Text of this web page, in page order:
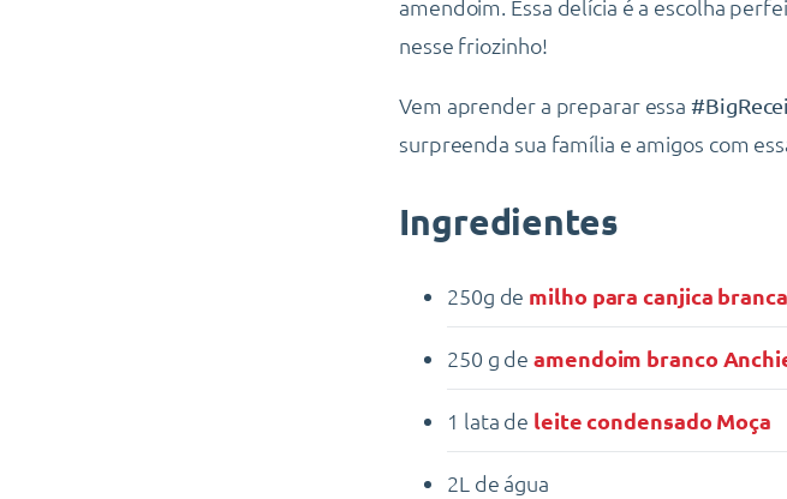
amendoim. Essa delícia é a escolha
nesse friozinho!
Vem aprender a preparar essa
surpreenda sua família e amigos com
Ingredientes
250g de milho para canjica
250 g deamendoim branco
1 lata de leite condensado Moça
2L de água